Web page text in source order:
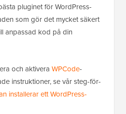
pluginet för WordPress-
som gör det mycket säkert
anpassad kod på din
och aktivera WPCode-
instruktioner, se vår steg-för-
installerar ett WordPress-